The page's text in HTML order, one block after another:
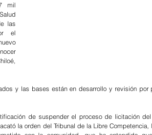
mil
las
el
y las bases están en desarrollo y revisión por
de suspender el proceso de licitación
la orden del Tribunal de la Libre